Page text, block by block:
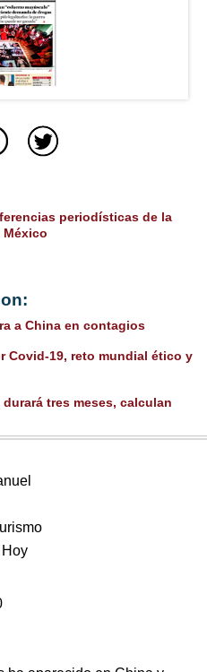
periodísticas de la
México
a China en contagios
Covid-19, reto mundial ético y
durará tres meses, calculan